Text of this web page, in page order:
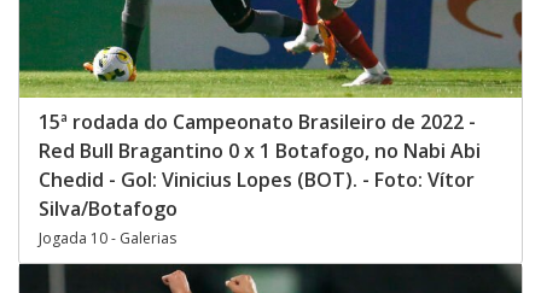
15ª rodada do Campeonato Brasileiro de 2022 -
Red Bull Bragantino 0 x 1 Botafogo, no Nabi Abi
Chedid - Gol: Vinicius Lopes (BOT). - Foto: Vítor
Silva/Botafogo
Jogada 10 - Galerias